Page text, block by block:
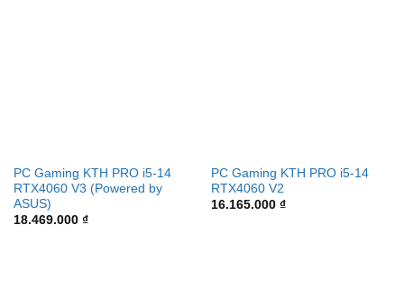
PC Gaming KTH PRO i5-14
RTX4060 V3 (Powered by
ASUS)
18.469.000 ₫
PC Gaming KTH PRO i5-14
RTX4060 V2
16.165.000 ₫